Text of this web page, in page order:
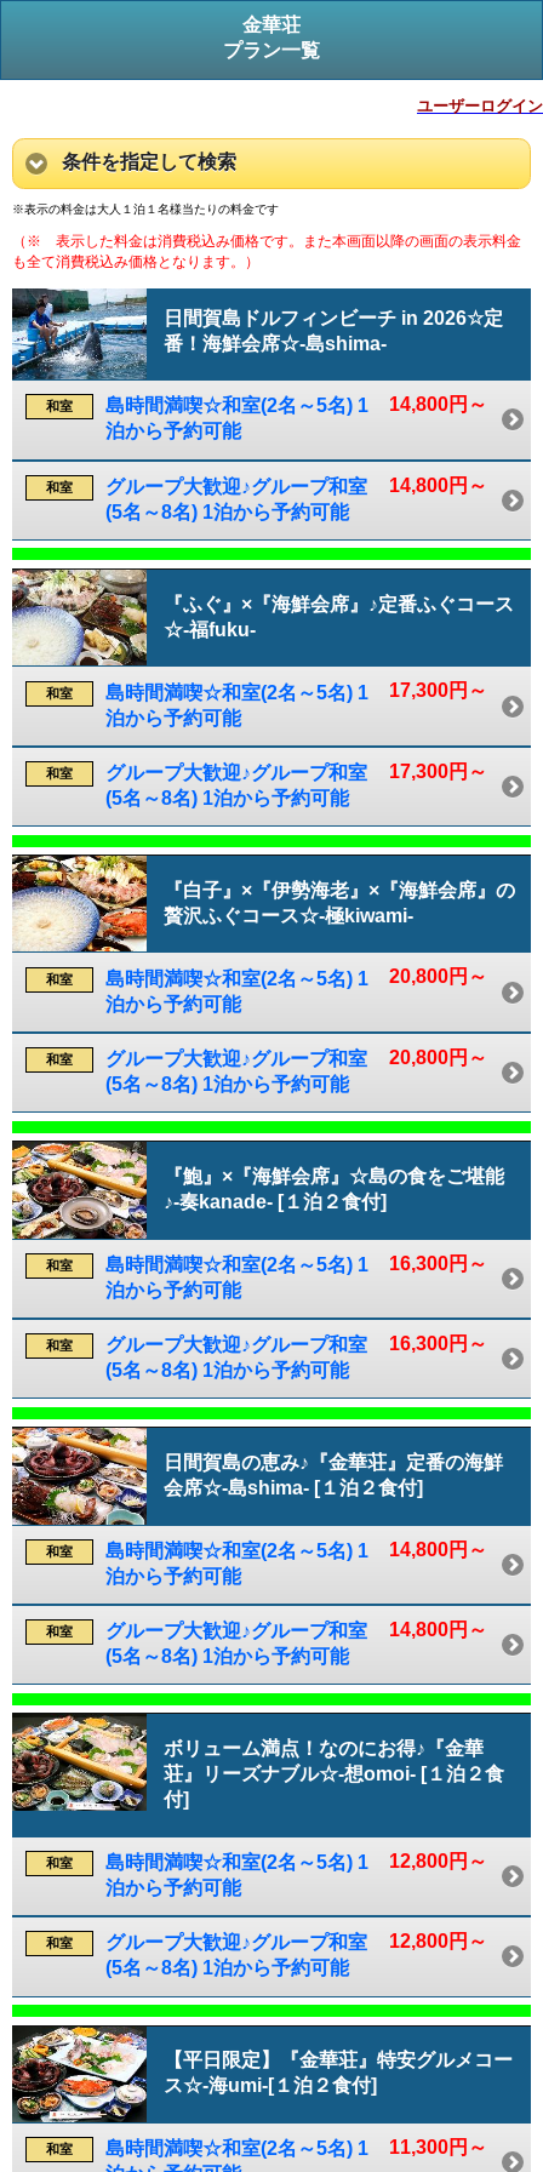
金華荘
プラン一覧
ユーザーログイン
条件を指定して検索
※表示の料金は大人１泊１名様当たりの料金です
（※ 表示した料金は消費税込み価格です。また本画面以降の画面の表示料金
も全て消費税込み価格となります。）
日間賀島ドルフィンビーチ in 2026☆定
番！海鮮会席☆-島shima-
14,800円～
和室
島時間満喫☆和室(2名～5名) 1
泊から予約可能
14,800円～
和室
グループ大歓迎♪グループ和室
(5名～8名) 1泊から予約可能
『ふぐ』×『海鮮会席』♪定番ふぐコース
☆-福fuku-
17,300円～
和室
島時間満喫☆和室(2名～5名) 1
泊から予約可能
17,300円～
和室
グループ大歓迎♪グループ和室
(5名～8名) 1泊から予約可能
『白子』×『伊勢海老』×『海鮮会席』の
贅沢ふぐコース☆-極kiwami-
20,800円～
和室
島時間満喫☆和室(2名～5名) 1
泊から予約可能
20,800円～
和室
グループ大歓迎♪グループ和室
(5名～8名) 1泊から予約可能
『鮑』×『海鮮会席』☆島の食をご堪能
♪-奏kanade- [１泊２食付]
16,300円～
和室
島時間満喫☆和室(2名～5名) 1
泊から予約可能
16,300円～
和室
グループ大歓迎♪グループ和室
(5名～8名) 1泊から予約可能
日間賀島の恵み♪『金華荘』定番の海鮮
会席☆-島shima- [１泊２食付]
14,800円～
和室
島時間満喫☆和室(2名～5名) 1
泊から予約可能
14,800円～
和室
グループ大歓迎♪グループ和室
(5名～8名) 1泊から予約可能
ボリューム満点！なのにお得♪『金華
荘』リーズナブル☆-想omoi- [１泊２食
付]
12,800円～
和室
島時間満喫☆和室(2名～5名) 1
泊から予約可能
12,800円～
和室
グループ大歓迎♪グループ和室
(5名～8名) 1泊から予約可能
【平日限定】『金華荘』特安グルメコー
ス☆-海umi-[１泊２食付]
11,300円～
和室
島時間満喫☆和室(2名～5名) 1